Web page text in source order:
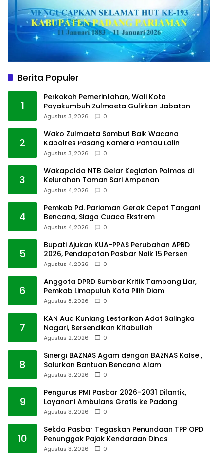
Berita Populer
1
Perkokoh Pemerintahan, Wali Kota
Payakumbuh Zulmaeta Gulirkan Jabatan
Agustus 3, 2026 0
2
Wako Zulmaeta Sambut Baik Wacana
Kapolres Pasang Kamera Pantau Lalin
Agustus 3, 2026 0
3
Wakapolda NTB Gelar Kegiatan Polmas di
Kelurahan Taman Sari Ampenan
Agustus 4, 2026 0
4
Pemkab Pd. Pariaman Gerak Cepat Tangani
Bencana, Siaga Cuaca Ekstrem
Agustus 4, 2026 0
5
Bupati Ajukan KUA-PPAS Perubahan APBD
2026, Pendapatan Pasbar Naik 15 Persen
Agustus 4, 2026 0
6
Anggota DPRD Sumbar Kritik Tambang Liar,
Pemkab Limapuluh Kota Pilih Diam
Agustus 8, 2026 0
7
KAN Aua Kuniang Lestarikan Adat Salingka
Nagari, Bersendikan Kitabullah
Agustus 2, 2026 0
8
Sinergi BAZNAS Agam dengan BAZNAS Kalsel,
Salurkan Bantuan Bencana Alam
Agustus 3, 2026 0
9
Pengurus PMI Pasbar 2026–2031 Dilantik,
Layanani Ambulans Gratis ke Padang
Agustus 3, 2026 0
10
Sekda Pasbar Tegaskan Penundaan TPP OPD
Penunggak Pajak Kendaraan Dinas
Agustus 3, 2026 0